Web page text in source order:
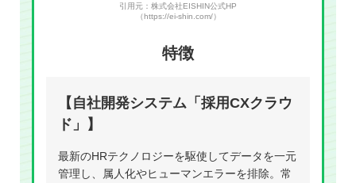
引用元：株式会社EISHIN公式HP
（https://ei-shin.com/）
特徴
【自社開発システム「採用CXクラウ
ド」】
最新のHRテクノロジーを駆使してデータを一元
管理し、属人化やヒューマンエラーを排除。常